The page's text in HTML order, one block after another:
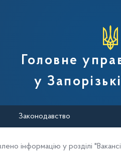
податкової
Головне
у
Законодавство
інформацію у розділі